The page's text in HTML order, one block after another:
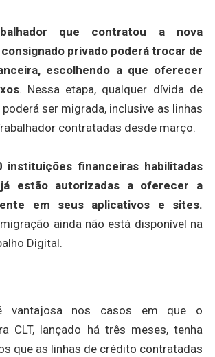
que contratou a nova
privado poderá trocar de
escolhendo a que oferecer
. Nessa etapa, qualquer dívida de
ser migrada, inclusive as linhas
contratadas desde março.
instituições financeiras habilitadas
estão autorizadas a oferecer a
em seus aplicativos e sites.
ainda não está disponível na
Digital.
nos casos em que o
CLT, lançado há três meses, tenha
que as linhas de crédito contratadas